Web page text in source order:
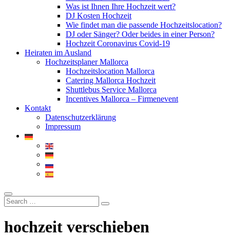
Was ist Ihnen Ihre Hochzeit wert?
DJ Kosten Hochzeit
Wie findet man die passende Hochzeitslocation?
DJ oder Sänger? Oder beides in einer Person?
Hochzeit Coronavirus Covid-19
Heiraten im Ausland
Hochzeitsplaner Mallorca
Hochzeitslocation Mallorca
Catering Mallorca Hochzeit
Shuttlebus Service Mallorca
Incentives Mallorca – Firmenevent
Kontakt
Datenschutzerklärung
Impressum
hochzeit verschieben